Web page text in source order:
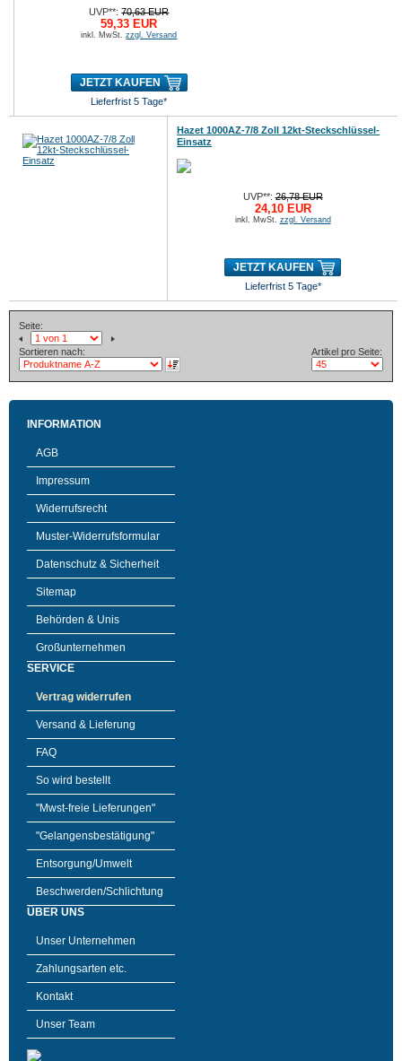
UVP**:70,63 EUR
59,33 EUR
inkl. MwSt.zzgl. Versand
JETZT KAUFEN
Lieferfrist 5 Tage*
Hazet 1000AZ-7/8 Zoll 12kt-Steckschlüssel-
Einsatz
UVP**:26,78 EUR
24,10 EUR
inkl. MwSt. zzgl. Versand
JETZT KAUFEN
Lieferfrist 5 Tage*
Seite:
Sortieren nach: Artikel pro Seite:
INFORMATION
AGB
Impressum
Widerrufsrecht
Muster-Widerrufsformular
Datenschutz & Sicherheit
Sitemap
Behörden & Unis
Großunternehmen
SERVICE
Vertrag widerrufen
Versand & Lieferung
FAQ
So wird bestellt
"Mwst-freie Lieferungen"
"Gelangensbestätigung"
Entsorgung/Umwelt
Beschwerden/Schlichtung
ÜBER UNS
Unser Unternehmen
Zahlungsarten etc.
Kontakt
Unser Team